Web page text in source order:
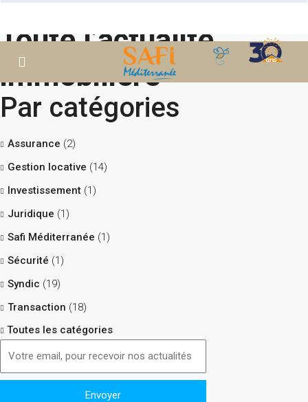
Toute l’actualité
immobilière
Par catégories
Assurance (2)
Gestion locative (14)
Investissement (1)
Juridique (1)
Safi Méditerranée (1)
Sécurité (1)
Syndic (19)
Transaction (18)
Toutes les catégories